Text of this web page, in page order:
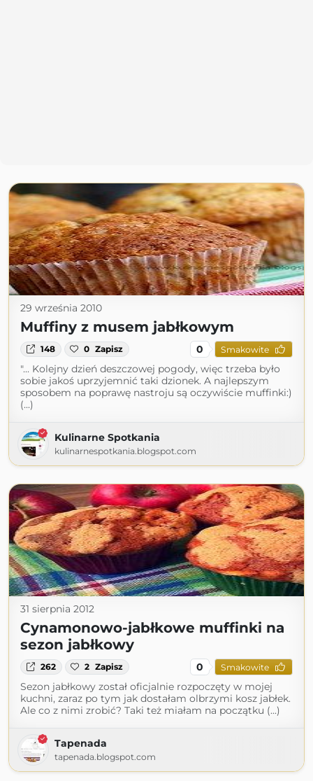
29 września 2010
Muffiny z musem jabłkowym
148 0 Zapisz 0 Smakowite
"... Kolejny dzień deszczowej pogody, więc trzeba było
sobie jakoś uprzyjemnić taki dzionek. A najlepszym
sposobem na poprawę nastroju są oczywiście muffinki:)
(...)
Kulinarne Spotkania
kulinarnespotkania.blogspot.com
31 sierpnia 2012
Cynamonowo-jabłkowe muffinki na
sezon jabłkowy
262 2 Zapisz 0 Smakowite
Sezon jabłkowy został oficjalnie rozpoczęty w mojej
kuchni, zaraz po tym jak dostałam olbrzymi kosz jabłek.
Ale co z nimi zrobić? Taki też miałam na początku (...)
Tapenada
tapenada.blogspot.com